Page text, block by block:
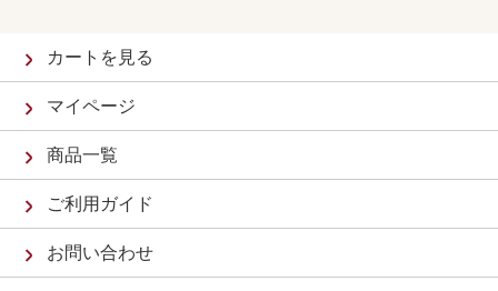
カートを見る
マイページ
商品一覧
ご利用ガイド
お問い合わせ